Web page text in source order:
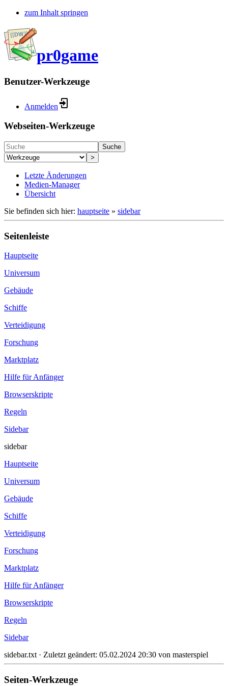
zum Inhalt springen
pr0game
Benutzer-Werkzeuge
Anmelden
Webseiten-Werkzeuge
Suche
>
Letzte Änderungen
Medien-Manager
Übersicht
Sie befinden sich hier: hauptseite » sidebar
Seitenleiste
Hauptseite
Universum
Gebäude
Schiffe
Verteidigung
Forschung
Marktplatz
Hilfe für Anfänger
Browserskripte
Regeln
Sidebar
sidebar
Hauptseite
Universum
Gebäude
Schiffe
Verteidigung
Forschung
Marktplatz
Hilfe für Anfänger
Browserskripte
Regeln
Sidebar
sidebar.txt· Zuletzt geändert: 05.02.2024 20:30 von masterspiel
Seiten-Werkzeuge